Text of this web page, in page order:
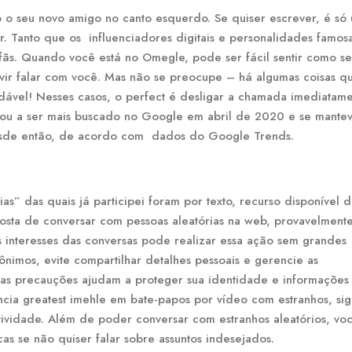
seu novo amigo no canto esquerdo. Se quiser escrever, é só
que os influenciadores digitais e personalidades
Quando você está no Omegle, pode ser fácil sentir como se
falar com você. Mas não se preocupe – há algumas coisas
Nesses casos, o perfect é desligar a chamada
a ser mais buscado no Google em abril de 2020 e se
então, de acordo com dados do Google Trends.
das quais já participei foram por texto, recurso disponível
de conversar com pessoas aleatórias na web,
das conversas pode realizar essa ação sem grandes
evite compartilhar detalhes pessoais e gerencie as
precauções ajudam a proteger sua identidade e informações
greatest imehle em bate-papos por vídeo com estranhos,
Além de poder conversar com estranhos aleatórios,
se não quiser falar sobre assuntos indesejados.